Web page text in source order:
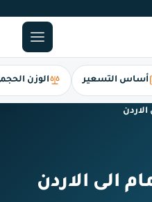
أساس التسعير الوزن
الى الاردن